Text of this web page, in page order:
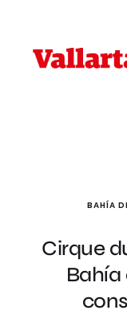
BAHÍA
Cirque
Bahía